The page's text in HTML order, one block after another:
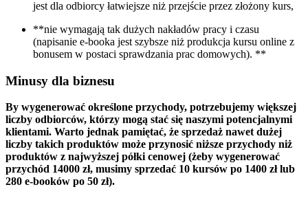
jest dla odbiorcy łatwiejsze niż przejście przez złożony kurs,
**nie wymagają tak dużych nakładów pracy i czasu
(napisanie e-booka jest szybsze niż produkcja kursu online z
bonusem w postaci sprawdzania prac domowych). **
Minusy dla biznesu
By wygenerować określone przychody, potrzebujemy większej
liczby odbiorców, którzy mogą stać się naszymi potencjalnymi
klientami. Warto jednak pamiętać, że sprzedaż nawet dużej
liczby takich produktów może przynosić niższe przychody niż
produktów z najwyższej półki cenowej (żeby wygenerować
przychód 14000 zł, musimy sprzedać 10 kursów po 1400 zł lub
280 e-booków po 50 zł).